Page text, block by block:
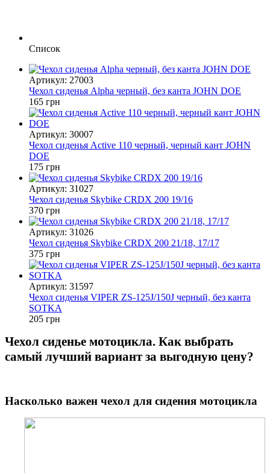
Список
Артикул: 27003
Чехол сиденья Alpha черный, без канта JOHN DOE
165 грн
Артикул: 30007
Чехол сиденья Active 110 черный, черный кант JOHN
DOE
175 грн
Артикул: 31027
Чехол сиденья Skybike CRDX 200 19/16
370 грн
Артикул: 31026
Чехол сиденья Skybike CRDX 200 21/18, 17/17
375 грн
Артикул: 31597
Чехол сиденья VIPER ZS-125J/150J черный, без канта
SOTKA
205 грн
Чехол сиденье мотоцикла. Как выбрать
самый лучший вариант за выгодную цену?
Насколько важен чехол для сидения мотоцикла